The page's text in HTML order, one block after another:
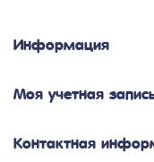
Информация
Моя учетная
Контактная